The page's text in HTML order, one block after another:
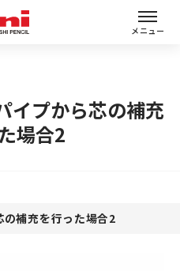
メニュー
イプから芯の補充
場合2
補充を行った場合2